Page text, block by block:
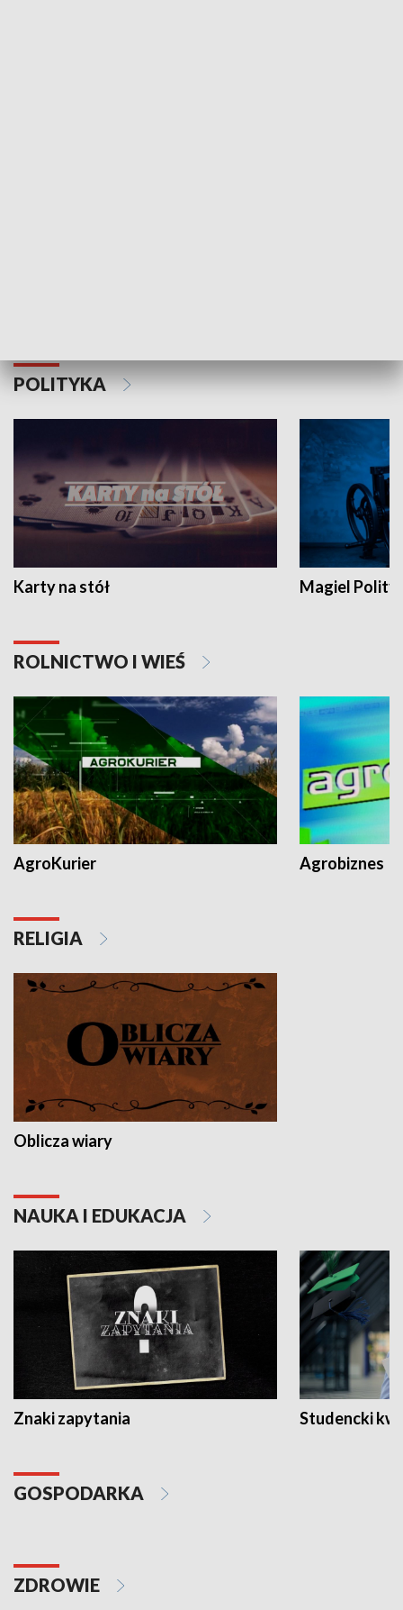
POLITYKA
Karty na stół Magiel
ROLNICTWO I WIEŚ
AgroKurier Agrobiznes
RELIGIA
Oblicza wiary
NAUKA I EDUKACJA
Znaki zapytania Studencki
GOSPODARKA
ZDROWIE